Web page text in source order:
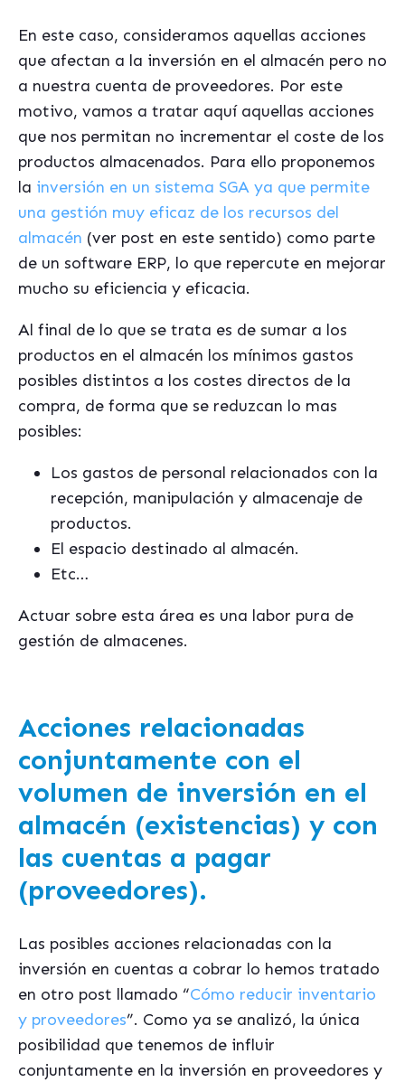
En este caso, consideramos aquellas acciones
que afectan a la inversión en el almacén pero no
a nuestra cuenta de proveedores. Por este
motivo, vamos a tratar aquí aquellas acciones
que nos permitan no incrementar el coste de los
productos almacenados. Para ello proponemos
la inversión en un sistema SGA ya que permite
una gestión muy eficaz de los recursos del
almacén (ver post en este sentido) como parte
de un software ERP, lo que repercute en mejorar
mucho su eficiencia y eficacia.
Al final de lo que se trata es de sumar a los
productos en el almacén los mínimos gastos
posibles distintos a los costes directos de la
compra, de forma que se reduzcan lo mas
posibles:
Los gastos de personal relacionados con la
recepción, manipulación y almacenaje de
productos.
El espacio destinado al almacén.
Etc…
Actuar sobre esta área es una labor pura de
gestión de almacenes.
Acciones relacionadas
conjuntamente con el
volumen de inversión en el
almacén (existencias) y con
las cuentas a pagar
(proveedores).
Las posibles acciones relacionadas con la
inversión en cuentas a cobrar lo hemos tratado
en otro post llamado “Cómo reducir inventario
y proveedores”. Como ya se analizó, la única
posibilidad que tenemos de influir
conjuntamente en la inversión en proveedores y